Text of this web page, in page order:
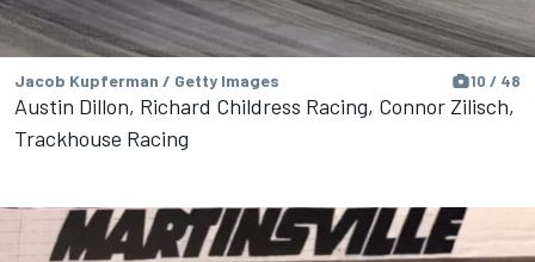
Jacob Kupferman / Getty Images 10 / 48
Austin Dillon, Richard Childress Racing, Connor Zilisch,
Trackhouse Racing